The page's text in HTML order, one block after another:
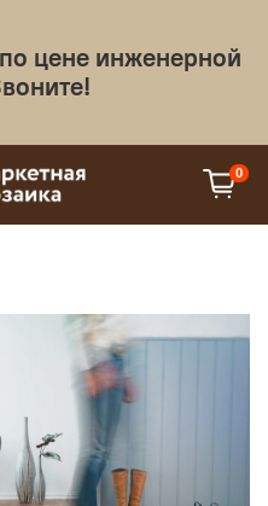
цене инженерной
0